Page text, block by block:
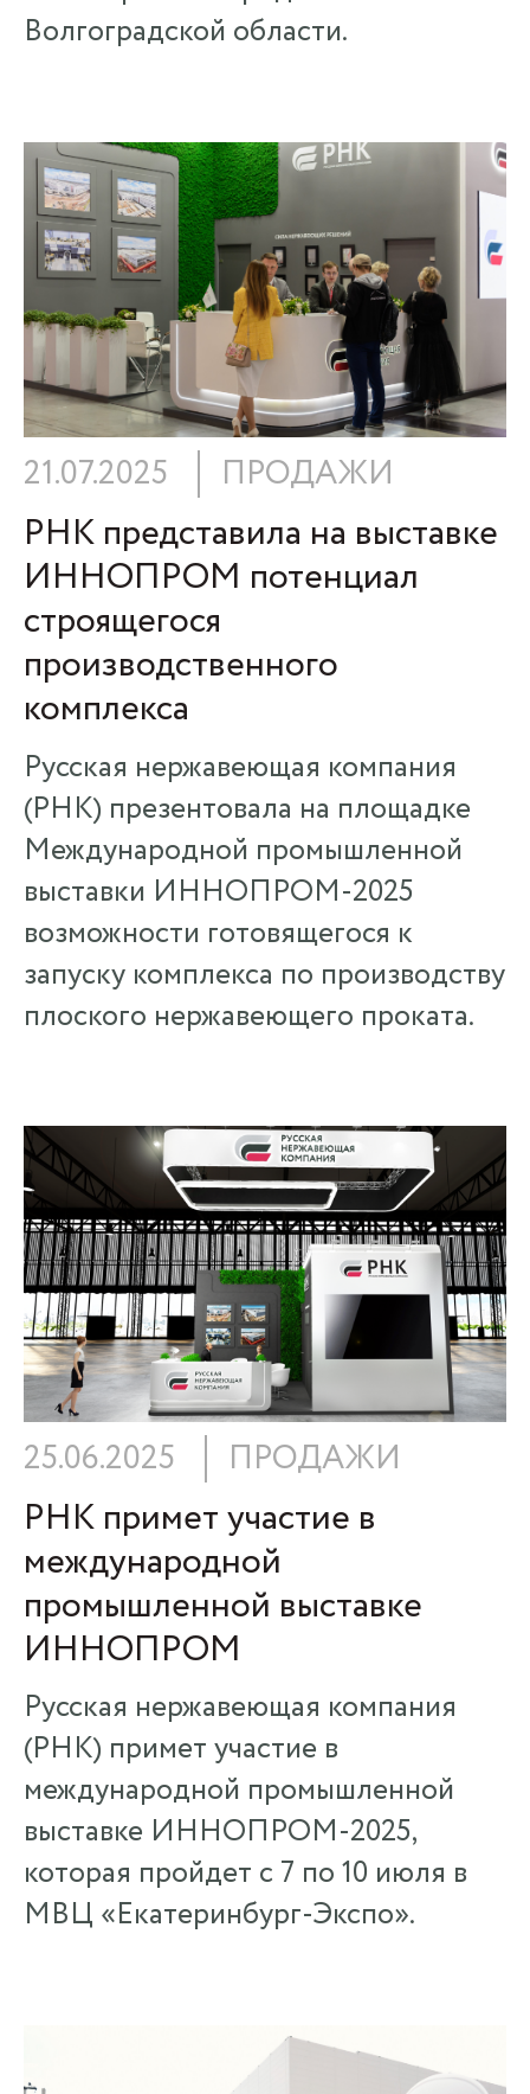
Волгоградской области.
21.07.2025 ПРОДАЖИ
РНК представила на выставке
ИННОПРОМ потенциал
строящегося
производственного
комплекса
Русская нержавеющая компания
(РНК) презентовала на площадке
Международной промышленной
выставки ИННОПРОМ-2025
возможности готовящегося к
запуску комплекса по производству
плоского нержавеющего проката.
25.06.2025 ПРОДАЖИ
РНК примет участие в
международной
промышленной выставке
ИННОПРОМ
Русская нержавеющая компания
(РНК) примет участие в
международной промышленной
выставке ИННОПРОМ-2025,
которая пройдет с 7 по 10 июля в
МВЦ «Екатеринбург-Экспо».